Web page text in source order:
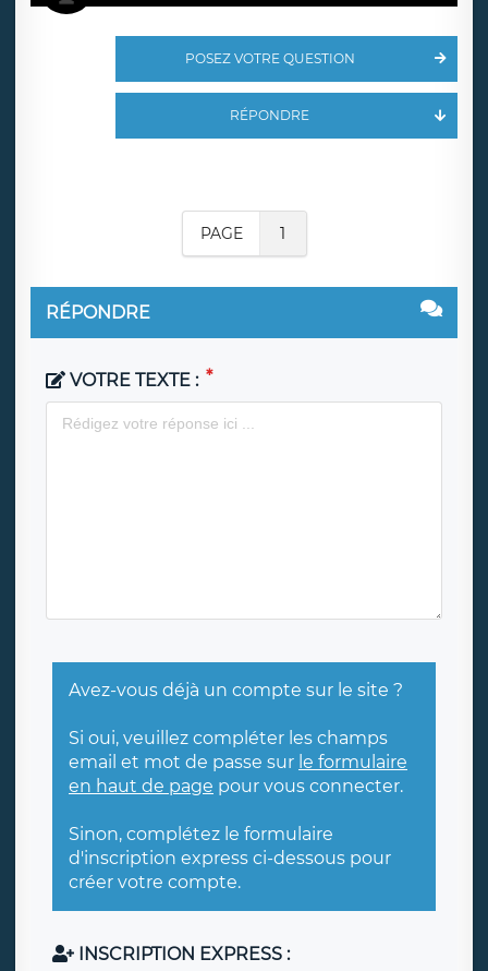
POSEZ VOTRE QUESTION
RÉPONDRE
PAGE 1
RÉPONDRE
VOTRE TEXTE :
Avez-vous déjà un compte sur le site ?
Si oui, veuillez compléter les champs
email et mot de passe sur le formulaire
en haut de page pour vous connecter.
Sinon, complétez le formulaire
d'inscription express ci-dessous pour
créer votre compte.
INSCRIPTION EXPRESS :